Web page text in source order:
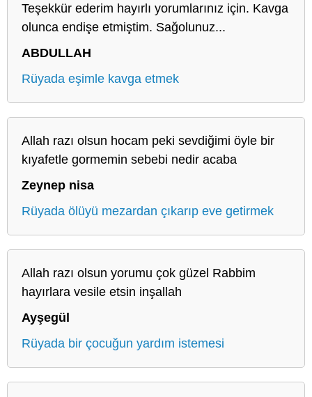
Teşekkür ederim hayırlı yorumlarınız için. Kavga
olunca endişe etmiştim. Sağolunuz...
ABDULLAH
Rüyada eşimle kavga etmek
Allah razı olsun hocam peki sevdiğimi öyle bir
kıyafetle gormemin sebebi nedir acaba
Zeynep nisa
Rüyada ölüyü mezardan çıkarıp eve getirmek
Allah razı olsun yorumu çok güzel Rabbim
hayırlara vesile etsin inşallah
Ayşegül
Rüyada bir çocuğun yardım istemesi